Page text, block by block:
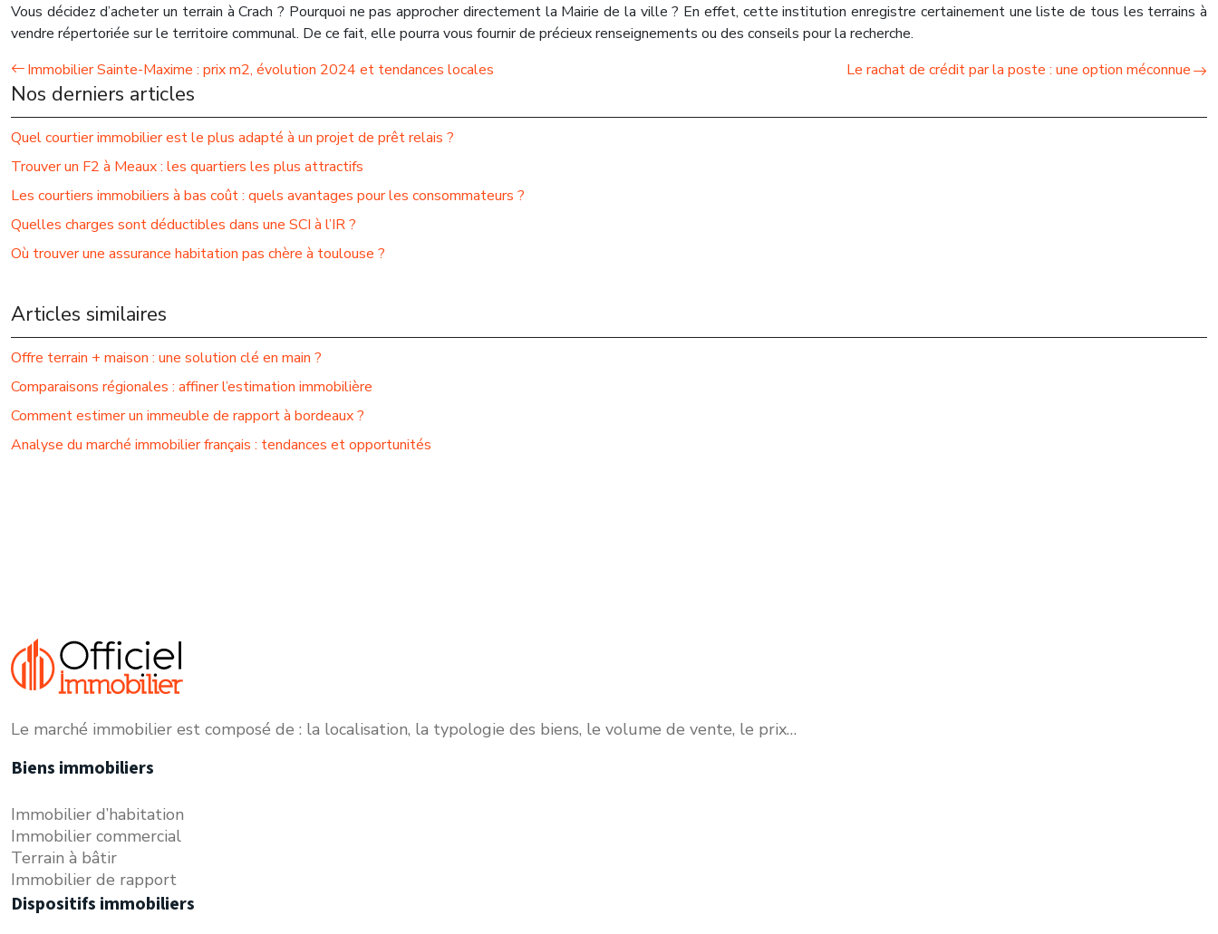
Vous décidez d’acheter un terrain à Crach ? Pourquoi ne pas approcher directement la Mairie de la ville ? En effet, cette institution enregistre certainement une liste de tous les terrains à
vendre répertoriée sur le territoire communal. De ce fait, elle pourra vous fournir de précieux renseignements ou des conseils pour la recherche.
Immobilier Sainte-Maxime : prix m2, évolution 2024 et tendances locales
Le rachat de crédit par la poste : une option méconnue
Nos derniers articles
Quel courtier immobilier est le plus adapté à un projet de prêt relais ?
Trouver un F2 à Meaux : les quartiers les plus attractifs
Les courtiers immobiliers à bas coût : quels avantages pour les consommateurs ?
Quelles charges sont déductibles dans une SCI à l’IR ?
Où trouver une assurance habitation pas chère à toulouse ?
Articles similaires
Offre terrain + maison : une solution clé en main ?
Comparaisons régionales : affiner l’estimation immobilière
Comment estimer un immeuble de rapport à bordeaux ?
Analyse du marché immobilier français : tendances et opportunités
Le marché immobilier est composé de : la localisation, la typologie des biens, le volume de vente, le prix…
Biens immobiliers
Immobilier d’habitation
Immobilier commercial
Terrain à bâtir
Immobilier de rapport
Dispositifs immobiliers